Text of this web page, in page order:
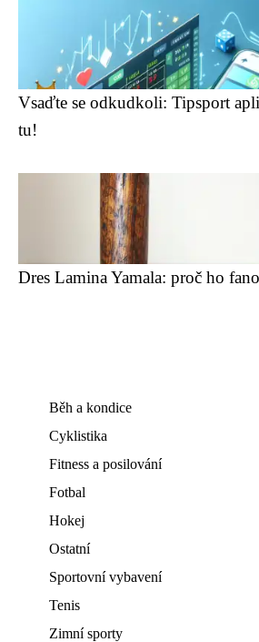
Vsaďte se odkudkoli: Tipsport
tu!
Dres Lamina Yamala: proč ho
Běh a kondice
Cyklistika
Fitness a posilování
Fotbal
Hokej
Ostatní
Sportovní vybavení
Tenis
Zimní sporty